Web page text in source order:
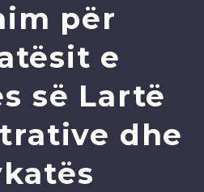
për
e
së Lartë
dhe